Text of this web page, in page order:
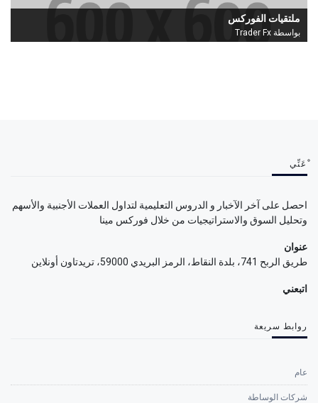
ملتقيات الفوركس
بواسطة Trader Fx
ْعَنِّي
احصل على آخر الآخبار و الدروس التعليمية لتداول العملات الأجنبية والأسهم
وتحليل السوق والاستراتيجيات من خلال فوركس مينا
عنوان
طريق الربح 741، بلدة النقاط، الرمز البريدي 59000، تريدتاون أونلاين
اتبعني
روابط سريعة
عام
شركات الوساطة